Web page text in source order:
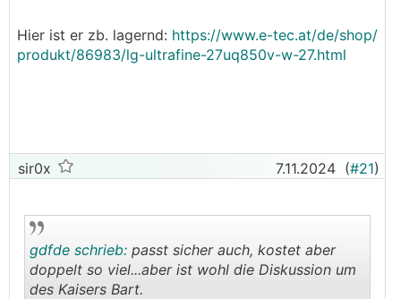
Hier ist er zb. lagernd: https://www.e-tec.at/de/shop/
produkt/86983/lg-ultrafine-27uq850v-w-27.html
sir0x 7.11.2024 (#21)
gdfde schrieb: passt sicher auch, kostet aber
doppelt so viel...aber ist wohl die Diskussion um
des Kaisers Bart.